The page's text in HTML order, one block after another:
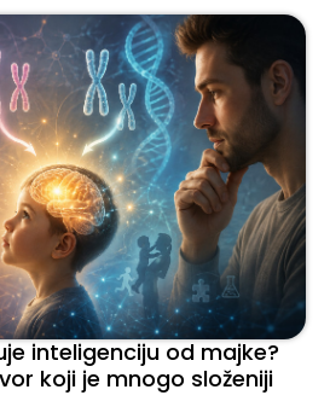
inteligenciju od majke?
koji je mnogo složeniji